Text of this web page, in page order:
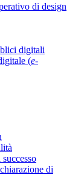
di design
digitali
(e-
di